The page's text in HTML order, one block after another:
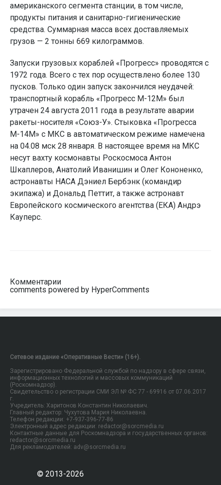
американского сегмента станции, в том числе,
продукты питания и санитарно-гигиенические
средства. Суммарная масса всех доставляемых
грузов — 2 тонны 669 килограммов.
Запуски грузовых кораблей «Прогресс» проводятся с
1972 года. Всего с тех пор осуществлено более 130
пусков. Только один запуск закончился неудачей:
транспортный корабль «Прогресс М-12М» был
утрачен 24 августа 2011 года в результате аварии
ракеты-носителя «Союз-У». Стыковка «Прогресса
М-14М» с МКС в автоматическом режиме намечена
на 04.08 мск 28 января. В настоящее время на МКС
несут вахту космонавты Роскосмоса Антон
Шкаплеров, Анатолий Иванишин и Олег Кононенко,
астронавты НАСА Дэниел Бербэнк (командир
экипажа) и Дональд Петтит, а также астронавт
Европейского космического агентства (ЕКА) Андрэ
Кауперс.
Комментарии
comments powered by HyperComments
Сетевое издание «Оперативные Вести» (16+).
Зарегистрировано Федеральной службой по надзору в сфере связи,
информационных технологий и массовых коммуникаций
(Роскомнадзор).
Свидетельство о регистрации СМИ ЭЛ № ФС 77 - 69916 от 07.06.2017
г.
Учредитель: Харитонов Константин Николаевич.
Главный редактор: Чухутова Мария Николаевна.
Телефон редакции: +7-937-396-77-86
Электронный адрес редакции: redactor@sorcmedia.ru
Контактные данные для Роскомнадзора и государственных органов:
redactor@sorcmedia.ru
Для рекламодателей: adv@sorcmedia.ru
© 2013-2026